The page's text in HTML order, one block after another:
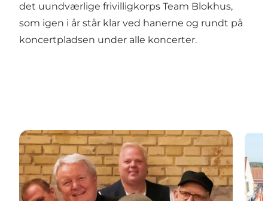
det uundværlige frivilligkorps Team Blokhus,
som igen i år står klar ved hanerne og rundt på
koncertpladsen under alle koncerter.